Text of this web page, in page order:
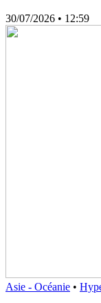
30/07/2026 • 12:59
Asie - Océanie •